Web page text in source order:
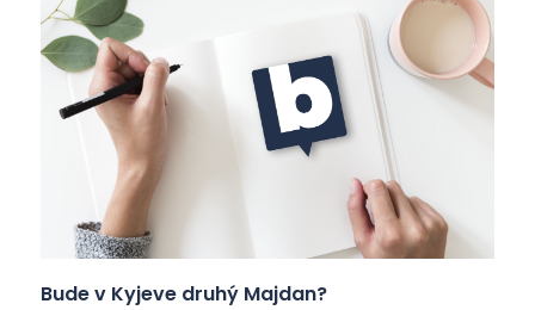
Bude v Kyjeve druhý Majdan?